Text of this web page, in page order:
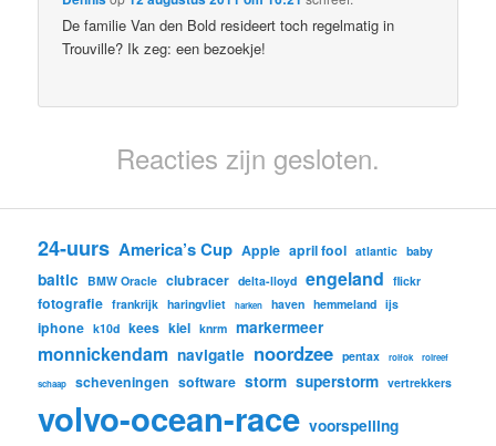
De familie Van den Bold resideert toch regelmatig in
Trouville? Ik zeg: een bezoekje!
Reacties zijn gesloten.
24-uurs America’s Cup Apple april fool atlantic baby
baltic BMW Oracle clubracer delta-lloyd engeland flickr
fotografie frankrijk haringvliet harken haven hemmeland ijs
iphone k10d kees kiel knrm markermeer
monnickendam navigatie noordzee pentax rolfok rolreef
schaap scheveningen software storm superstorm vertrekkers
volvo-ocean-race voorspelling